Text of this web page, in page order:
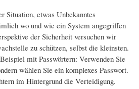
Situation, etwas Unbekanntes
wo und wie ein System angegriffen
der Sicherheit versuchen wir
zu schützen, selbst die kleinsten.
mit Passwörtern: Verwenden Sie
wählen Sie ein komplexes Passwort.
im Hintergrund die Verteidigung.